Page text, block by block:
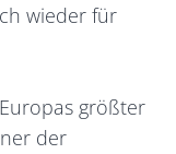
wieder für
größter
der